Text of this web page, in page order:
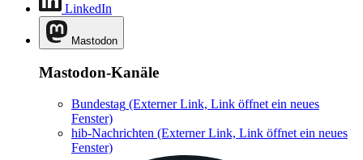
LinkedIn
Mastodon
Mastodon-Kanäle
Bundestag (Externer Link, Link öffnet ein neues
Fenster)
hib-Nachrichten (Externer Link, Link öffnet ein neues
Fenster)